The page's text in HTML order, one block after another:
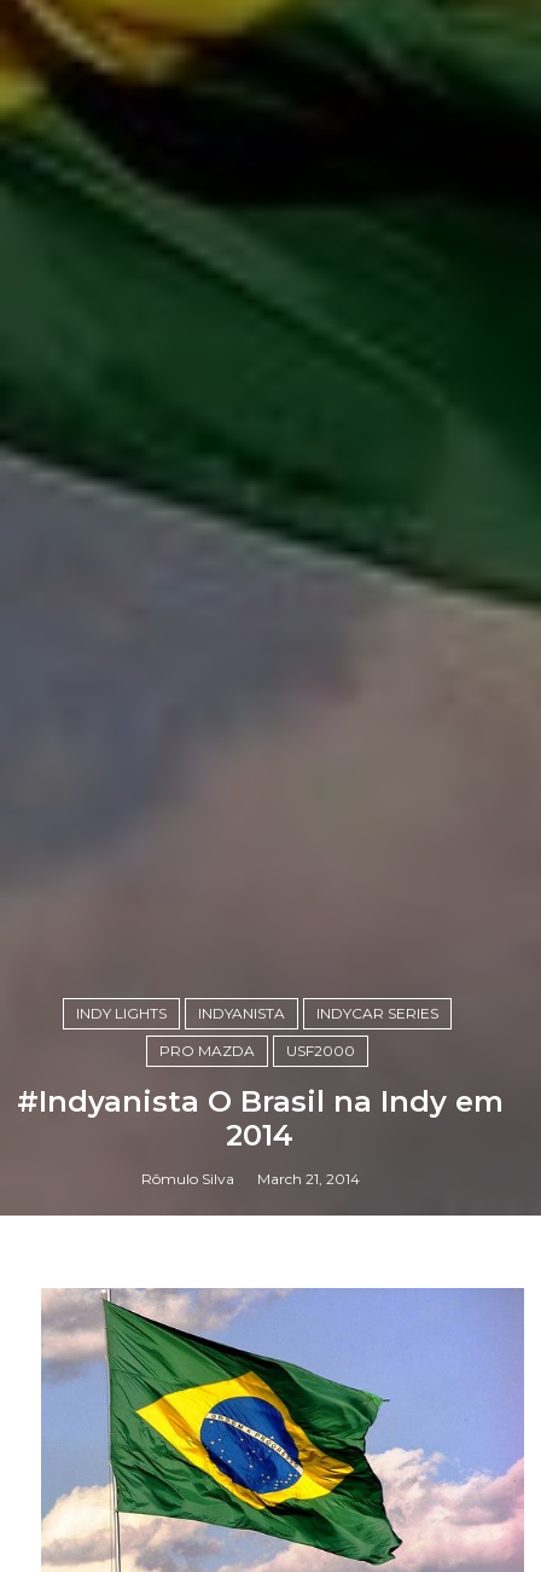
INDY LIGHTS INDYANISTA INDYCAR SERIES
PRO MAZDA USF2000
#Indyanista O Brasil na Indy em
2014
Rômulo Silva March 21, 2014